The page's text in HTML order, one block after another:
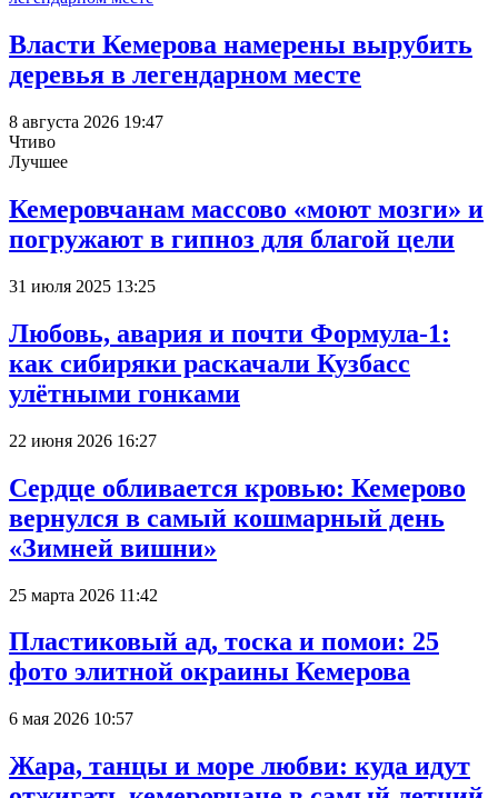
Власти Кемерова намерены вырубить
деревья в легендарном месте
8 августа 2026 19:47
Чтиво
Лучшее
Кемеровчанам массово «моют мозги» и
погружают в гипноз для благой цели
31 июля 2025 13:25
Любовь, авария и почти Формула-1:
как сибиряки раскачали Кузбасс
улётными гонками
22 июня 2026 16:27
Сердце обливается кровью: Кемерово
вернулся в самый кошмарный день
«Зимней вишни»
25 марта 2026 11:42
Пластиковый ад, тоска и помои: 25
фото элитной окраины Кемерова
6 мая 2026 10:57
Жара, танцы и море любви: куда идут